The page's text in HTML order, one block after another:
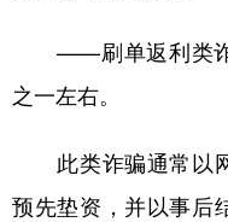
——刷单返利类诈
之一左右。
此类诈骗通常以网
预先垫资，并以事后